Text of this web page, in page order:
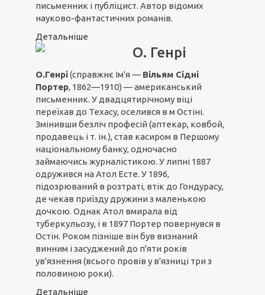
письменник і публіцист. Автор відомих
науково-фантастичних романів.
Детальніше
О. Генрі
О.Генрі(справжнє Ім'я — Вільям Сідні
Портер, 1862—1910) — американський
письменник. У двадцятирічному віці
переїхав до Техасу, оселився в м Остіні.
Змінивши безліч професій (аптекар, ковбой,
продавець і т. ін.), став касиром в Першому
національному банку, одночасно
займаючись журналістикою. У липні 1887
одружився на Атол Есте. У 1896,
підозрюваний в розтраті, втік до Гондурасу,
де чекав приїзду дружини з маленькою
дочкою. Однак Атол вмирала від
туберкульозу, і в 1897 Портер повернувся в
Остін. Роком пізніше він був визнаний
винним і засуджений до п'яти років
ув'язнення (всього провів у в'язниці три з
половиною роки).
Детальніше